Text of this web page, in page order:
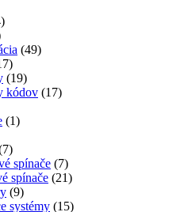
(49)
(19)
kódov (17)
(1)
spínače (7)
spínače (21)
(9)
systémy (15)